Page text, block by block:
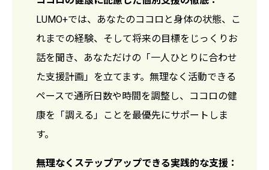
LUMO+では、あなたのココロと身体の状態、こ
れまでの経験、そして将来の目標をじっくりお
話を聞き、あなただけの「一人ひとりに合わせ
た支援計画」を立てます。無理なく活動できる
ペースで通所日数や時間を調整し、ココロの健
康を「調える」ことを最優先にサポートしま
す。
無理なくステップアップできる実践的な支援：